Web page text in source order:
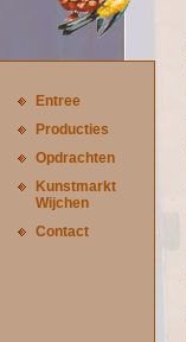
Entree
Producties
Opdrachten
Kunstmarkt
Wijchen
Contact